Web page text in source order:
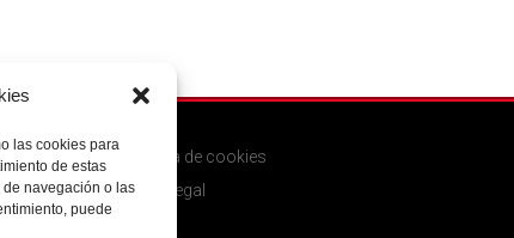
las cookies para
de estas
navegación o las
puede
Política de cookies
Aviso legal